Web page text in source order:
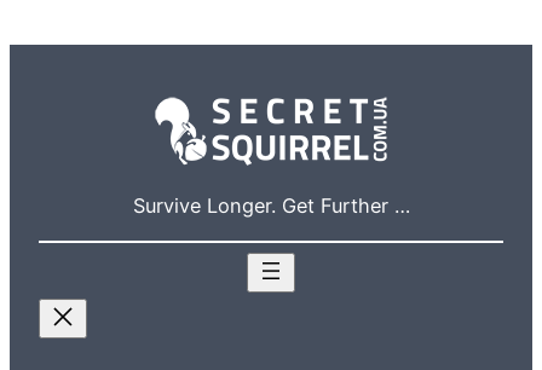
Survive Longer. Get Further …